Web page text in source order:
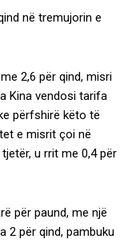
në tremujorin e
2,6 për qind, misri
Kina vendosi tarifa
përfshirë këto të
e misrit çoi në
u rrit me 0,4 për
për paund, me një
2 për qind, pambuku